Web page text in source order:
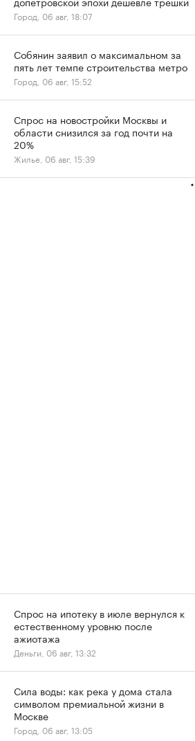
Город, 06 авг, 18:07
Собянин заявил о максимальном за
пять лет темпе строительства метро
Город, 06 авг, 15:52
Спрос на новостройки Москвы и
области снизился за год почти на
20%
Жилье, 06 авг, 15:39
Спрос на ипотеку в июле вернулся к
естественному уровню после
ажиотажа
Деньги, 06 авг, 13:32
Сила воды: как река у дома стала
символом премиальной жизни в
Москве
Город, 06 авг, 13:05